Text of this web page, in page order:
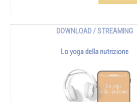
DOWNLOAD / STREAMING
Lo yoga della nutrizione